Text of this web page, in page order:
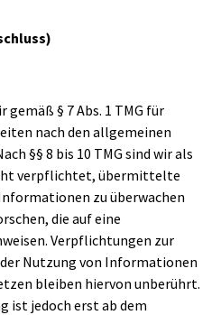
§ 7 Abs. 1 TMG für
nach den allgemeinen
§§ 8 bis 10 TMG sind wir als
verpflichtet, übermittelte
zu überwachen
die auf eine
Verpflichtungen zur
Nutzung von Informationen
bleiben hiervon unberührt.
ist jedoch erst ab dem